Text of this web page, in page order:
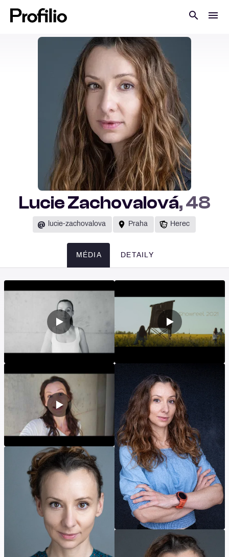
Lucie Zachovalová, 48
@ lucie-zachovalova Praha Herec
MÉDIA DETAILY
Média